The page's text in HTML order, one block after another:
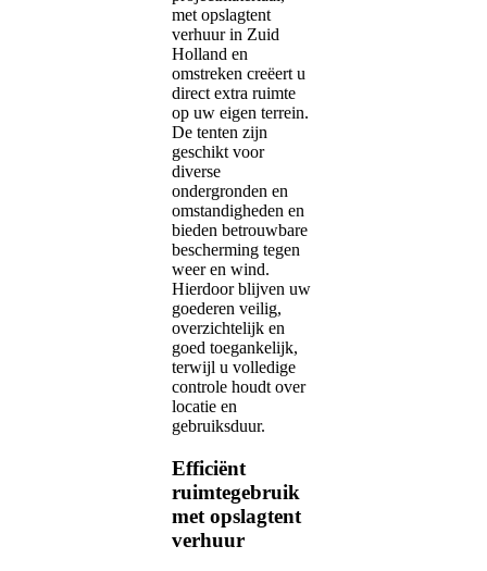
met opslagtent
verhuur in Zuid
Holland en
omstreken creëert u
direct extra ruimte
op uw eigen terrein.
De tenten zijn
geschikt voor
diverse
ondergronden en
omstandigheden en
bieden betrouwbare
bescherming tegen
weer en wind.
Hierdoor blijven uw
goederen veilig,
overzichtelijk en
goed toegankelijk,
terwijl u volledige
controle houdt over
locatie en
gebruiksduur.
Efficiënt
ruimtegebruik
met opslagtent
verhuur